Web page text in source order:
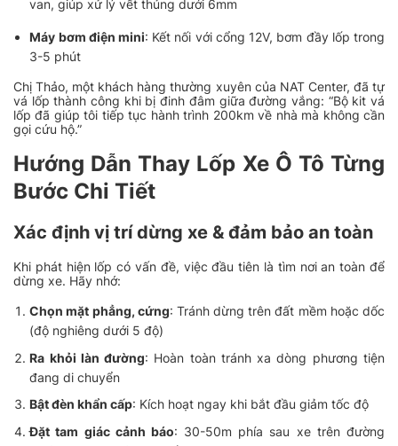
van, giúp xử lý vết thủng dưới 6mm
Máy bơm điện mini: Kết nối với cổng 12V, bơm đầy lốp trong
3-5 phút
Chị Thảo, một khách hàng thường xuyên của NAT Center, đã tự
vá lốp thành công khi bị đinh đâm giữa đường vắng: “Bộ kit vá
lốp đã giúp tôi tiếp tục hành trình 200km về nhà mà không cần
gọi cứu hộ.”
Hướng Dẫn Thay Lốp Xe Ô Tô Từng
Bước Chi Tiết
Xác định vị trí dừng xe & đảm bảo an toàn
Khi phát hiện lốp có vấn đề, việc đầu tiên là tìm nơi an toàn để
dừng xe. Hãy nhớ:
Chọn mặt phẳng, cứng: Tránh dừng trên đất mềm hoặc dốc
(độ nghiêng dưới 5 độ)
Ra khỏi làn đường: Hoàn toàn tránh xa dòng phương tiện
đang di chuyển
Bật đèn khẩn cấp: Kích hoạt ngay khi bắt đầu giảm tốc độ
Đặt tam giác cảnh báo: 30-50m phía sau xe trên đường